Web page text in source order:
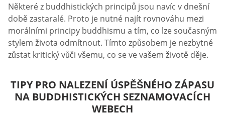
Některé z buddhistických principů jsou navíc v dnešní
době zastaralé. Proto je nutné najít rovnováhu mezi
morálními principy buddhismu a tím, co lze současným
stylem života odmítnout. Tímto způsobem je nezbytné
zůstat kritický vůči všemu, co se ve vašem životě děje.
TIPY PRO NALEZENÍ ÚSPĚŠNÉHO ZÁPASU
NA BUDDHISTICKÝCH SEZNAMOVACÍCH
WEBECH